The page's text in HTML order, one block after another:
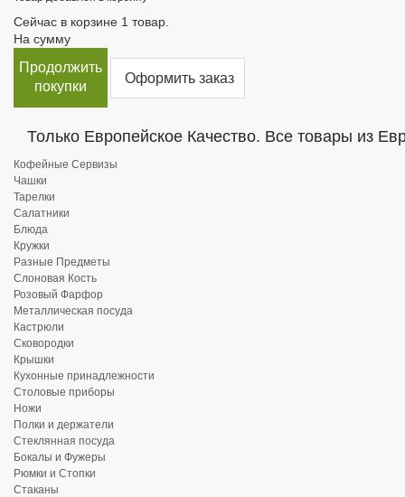
Сейчас в корзине 1 товар.
На сумму
Продолжить
покупки
Оформить заказ
Только Европейское Качество. Все товары из
Кофейные Сервизы
Чашки
Тарелки
Салатники
Блюда
Кружки
Разные Предметы
Слоновая Кость
Розовый Фарфор
Металлическая посуда
Кастрюли
Сковородки
Крышки
Кухонные принадлежности
Столовые приборы
Ножи
Полки и держатели
Стеклянная посуда
Бокалы и Фужеры
Рюмки и Стопки
Стаканы